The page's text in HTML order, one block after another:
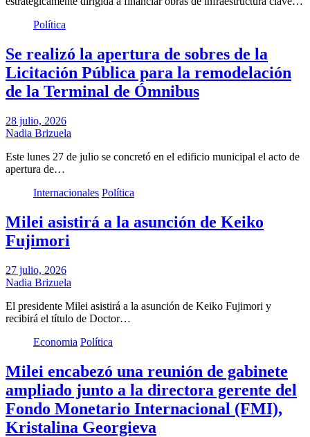
Política
Se realizó la apertura de sobres de la
Licitación Pública para la remodelación
de la Terminal de Ómnibus
28 julio, 2026
Nadia Brizuela
Este lunes 27 de julio se concretó en el edificio municipal el acto de
apertura de…
Internacionales Política
Milei asistirá a la asunción de Keiko
Fujimori
27 julio, 2026
Nadia Brizuela
El presidente Milei asistirá a la asunción de Keiko Fujimori y
recibirá el título de Doctor…
Economia Política
Milei encabezó una reunión de gabinete
ampliado junto a la directora gerente del
Fondo Monetario Internacional (FMI),
Kristalina Georgieva